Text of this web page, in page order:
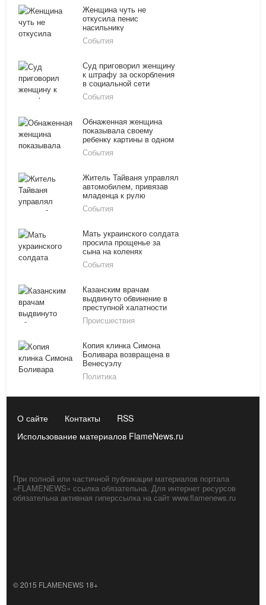
Женщина чуть не
откусила пенис
насильнику
События
Суд приговорил женщину
к штрафу за оскорбления
в социальной сети
«Одноклассники»
События
Обнаженная женщина
показывала своему
ребенку картины в одном
из немецких музеев
События
Житель Тайваня управлял
автомобилем, привязав
младенца к рулю
События
Мать украинского солдата
просила прощенье за
сына на коленях
События
Казанским врачам
выдвинуто обвинение в
преступной халатности
Происшествия
Копия клинка Симона
Боливара возвращена в
Венесуэлу
Политика
О сайте Контакты
RSS
Использование материалов FlameNews.ru
При полной или частичной публикации материалов портала
«FLAMENEWS» ссылка обязательна. Для интернет ресурсов
обязательна активная гиперссылка на сайт www.flamenews.ru
© 2015 FLAMENEWS 18+